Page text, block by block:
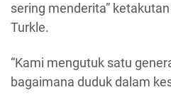
sering menderita”
Turkle.
“Kami mengutuk satu
bagaimana duduk dalam